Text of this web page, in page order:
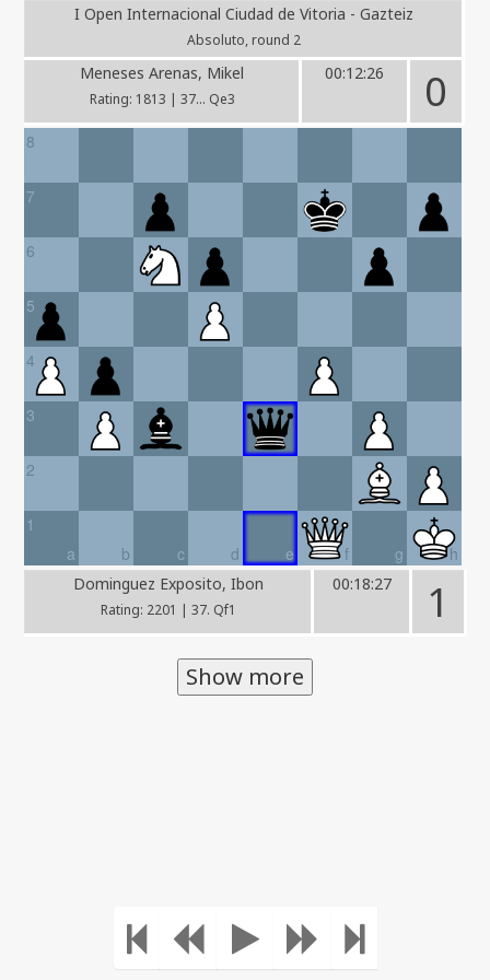
I Open Internacional Ciudad de Vitoria - Gazteiz
Absoluto, round 2
Meneses Arenas, Mikel
Rating: 1813 | 37... Qe3
00:12:26 0
8
7
6
5
4
3
2
a
1
b
c d e f g h
Dominguez Exposito, Ibon
Rating: 2201 | 37. Qf1
00:18:27 1
Show more